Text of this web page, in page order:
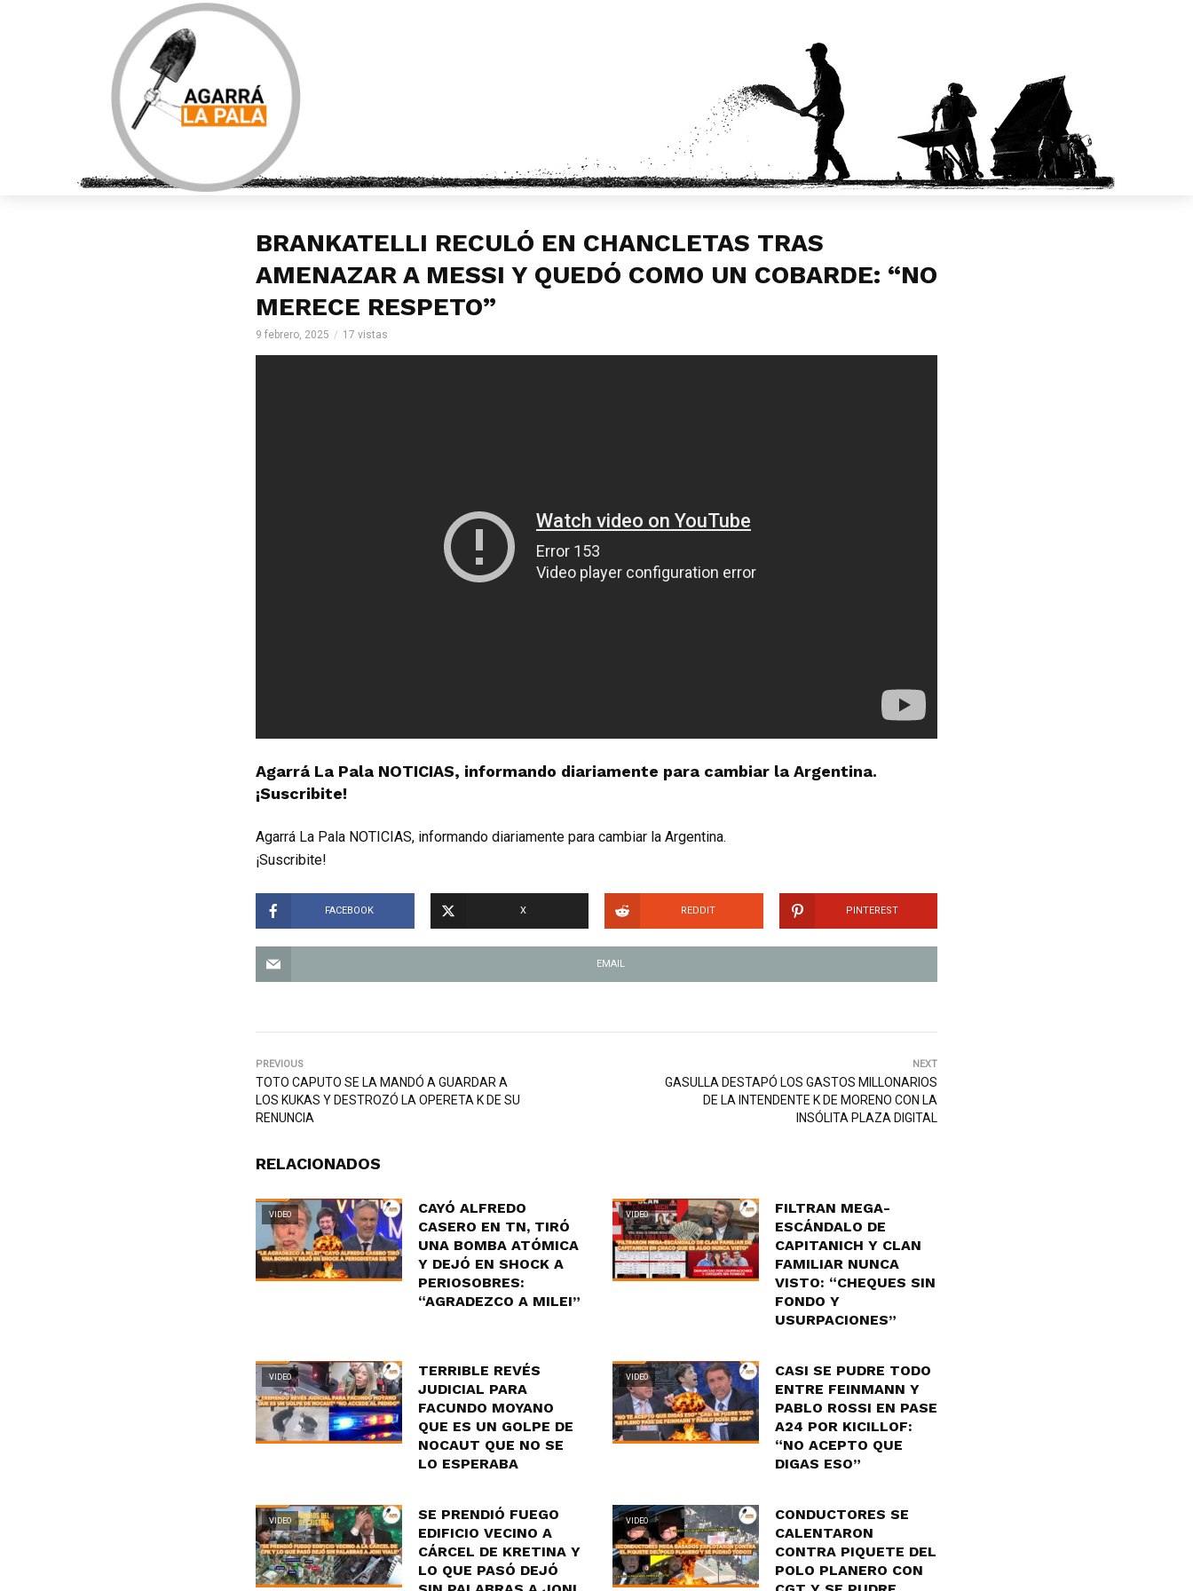
BRANKATELLI RECULÓ EN CHANCLETAS TRAS
AMENAZAR A MESSI Y QUEDÓ COMO UN COBARDE: “NO
MERECE RESPETO”
9 febrero, 2025 17 vistas
Agarrá La Pala NOTICIAS, informando diariamente para cambiar la Argentina.
¡Suscribite!
Agarrá La Pala NOTICIAS, informando diariamente para cambiar la Argentina.
¡Suscribite!
FACEBOOK X REDDIT PINTEREST
EMAIL
PREVIOUS
TOTO CAPUTO SE LA MANDÓ A GUARDAR A
LOS KUKAS Y DESTROZÓ LA OPERETA K DE SU
RENUNCIA
NEXT
GASULLA DESTAPÓ LOS GASTOS MILLONARIOS
DE LA INTENDENTE K DE MORENO CON LA
INSÓLITA PLAZA DIGITAL
RELACIONADOS
VIDEO
CAYÓ ALFREDO
CASERO EN TN, TIRÓ
UNA BOMBA ATÓMICA
Y DEJÓ EN SHOCK A
PERIOSOBRES:
“AGRADEZCO A MILEI”
VIDEO
FILTRAN MEGA-
ESCÁNDALO DE
CAPITANICH Y CLAN
FAMILIAR NUNCA
VISTO: “CHEQUES SIN
FONDO Y
USURPACIONES”
VIDEO
TERRIBLE REVÉS
JUDICIAL PARA
FACUNDO MOYANO
QUE ES UN GOLPE DE
NOCAUT QUE NO SE
LO ESPERABA
VIDEO
CASI SE PUDRE TODO
ENTRE FEINMANN Y
PABLO ROSSI EN PASE
A24 POR KICILLOF:
“NO ACEPTO QUE
DIGAS ESO”
VIDEO
SE PRENDIÓ FUEGO
EDIFICIO VECINO A
CÁRCEL DE KRETINA Y
LO QUE PASÓ DEJÓ
VIDEO
CONDUCTORES SE
CALENTARON
CONTRA PIQUETE DEL
POLO PLANERO CON